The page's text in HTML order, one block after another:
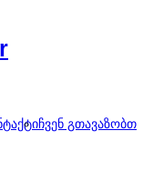
ჩვენ გთავაზობთ